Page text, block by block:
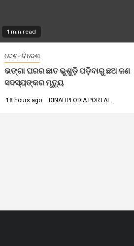
1 min read
ଦେଶ- ବିଦେଶ
ଭଙ୍ଗା ଘରର ଛାତ ଭୁଶୁଡ଼ି ପଡ଼ିବାରୁ ଛଅ ଜଣ
ସଦସ୍ୟଙ୍କର ମୃତ୍ୟୁ
18 hours ago DINALIPI ODIA PORTAL